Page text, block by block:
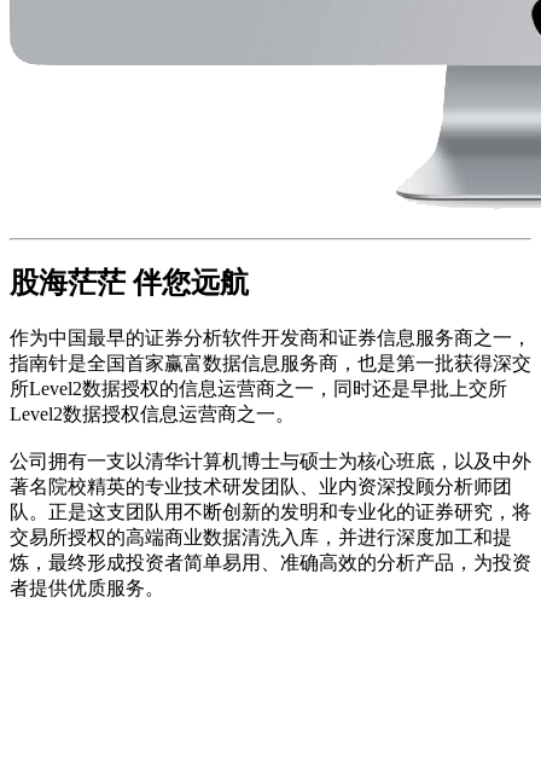
股海茫茫 伴您远航
作为中国最早的证券分析软件开发商和证券信息服务商之一，
指南针是全国首家赢富数据信息服务商，也是第一批获得深交
所Level2数据授权的信息运营商之一，同时还是早批上交所
Level2数据授权信息运营商之一。
公司拥有一支以清华计算机博士与硕士为核心班底，以及中外
著名院校精英的专业技术研发团队、业内资深投顾分析师团
队。正是这支团队用不断创新的发明和专业化的证券研究，将
交易所授权的高端商业数据清洗入库，并进行深度加工和提
炼，最终形成投资者简单易用、准确高效的分析产品，为投资
者提供优质服务。